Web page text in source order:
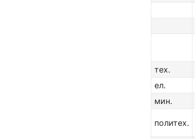
тех.
ел.
мин.
политех.